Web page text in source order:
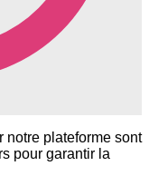
notre plateforme sont
pour garantir la